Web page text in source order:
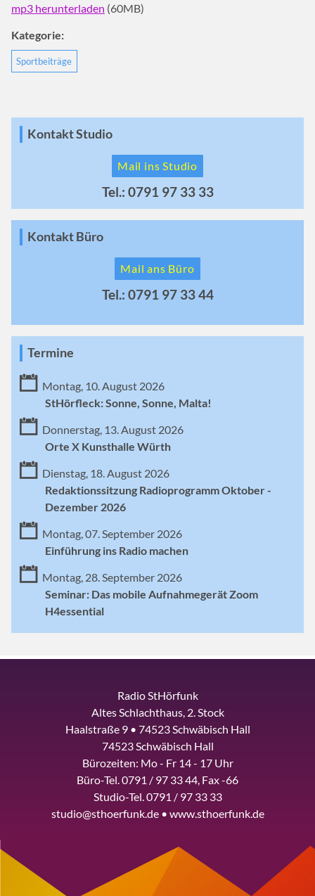
mp3 herunterladen (60MB)
Kategorie:
Sportbeiträge
Kontakt Studio
Mail ins Studio
Tel.: 0791 97 33 33
Kontakt Büro
Mail ans Büro
Tel.: 0791 97 33 44
Termine
Montag, 10. August 2026
StHörfleck: Sonne, Sonne, Malta!
Donnerstag, 13. August 2026
Orte X Kunsthalle Würth
Dienstag, 18. August 2026
Redaktionssitzung Radioprogramm Oktober -
Dezember 2026
Montag, 07. September 2026
Einführung ins Radio machen
Montag, 28. September 2026
Seminar: Das mobile Aufnahmegerät Zoom
H4essential
Radio StHörfunk
Altes Schlachthaus, 2. Stock
Haalstraße 9 • 74523 Schwäbisch Hall
74523 Schwäbisch Hall
Bürozeiten: Mo - Fr 14 - 17 Uhr
Büro-Tel. 0791 / 97 33 44, Fax -66
Studio-Tel. 0791 / 97 33 33
studio@sthoerfunk.de • www.sthoerfunk.de